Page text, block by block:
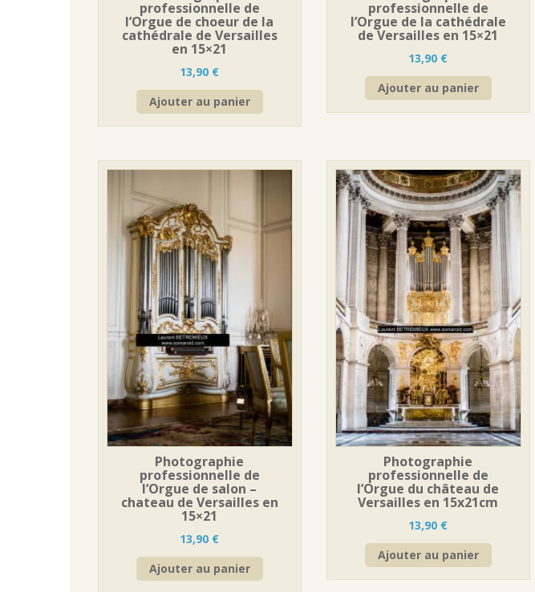
professionnelle de
l’Orgue de choeur de la
cathédrale de Versailles
en 15×21
13,90 €
Ajouter au panier
professionnelle de
l’Orgue de la cathédrale
de Versailles en 15×21
13,90 €
Ajouter au panier
Photographie
professionnelle de
l’Orgue de salon –
chateau de Versailles en
15×21
13,90 €
Ajouter au panier
Photographie
professionnelle de
l’Orgue du château de
Versailles en 15x21cm
13,90 €
Ajouter au panier